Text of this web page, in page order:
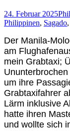
24. Februar 2025
Philippinen, Sagado,
Der Manila-
am
mein Grabtaxi;
um ihre
Grabtaxifahrer
Lärm inklusive
hatte ihren
und wollte sich